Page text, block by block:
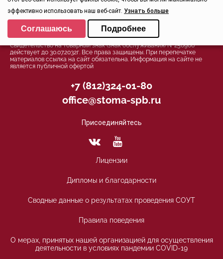
Политика конфиденциальности
© 2026, Группа компаний СТОМА™ - Стоматология в Санкт-
Петербурге для детей и взрослых
Свидетельство на товарный знак (знак обслуживания) №250906
действует до 30.07.2032г. Все права защищены. При перепечатке
материалов ссылка на сайт обязательна. Информация на сайте не
является публичной офертой
+7 (812)324-01-80
office@stoma-spb.ru
Присоединяйтесь
Лицензии
Дипломы и благодарности
Сводные данные о результатах проведения СОУТ
Правила поведения
О мерах, принятых нашей организацией для осуществления
деятельности в условиях пандемии COVID-19
эффективно использовать наш веб-сайт. Узнать больше
Выберите настройки cookie
Минимальные
Аналитические/Функциональные
Соглашаюсь Подробнее